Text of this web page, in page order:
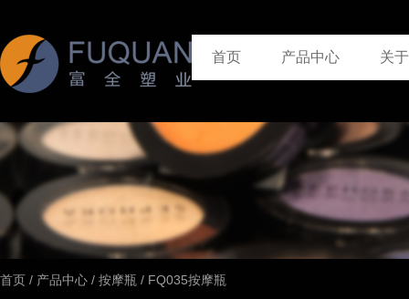
首页 产品中心 关
首页 / 产品中心 / 按摩瓶 / FQ035按摩瓶